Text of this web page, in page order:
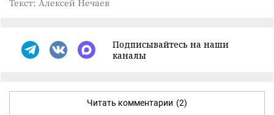
Подписывайтесь на наши
каналы
Читать комментарии (2)